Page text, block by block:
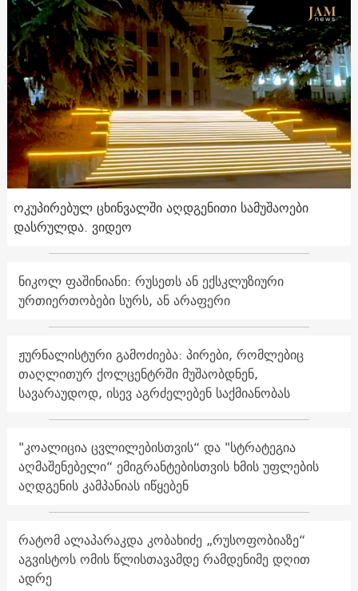
ოკუპირებულ ცხინვალში აღდგენითი სამუშაოები
დასრულდა. ვიდეო
ნიკოლ ფაშინიანი: რუსეთს ან ექსკლუზიური
ურთიერთობები სურს, ან არაფერი
ჟურნალისტური გამოძიება: პირები, რომლებიც
თაღლითურ ქოლცენტრში მუშაობდნენ,
სავარაუდოდ, ისევ აგრძელებენ საქმიანობას
"კოალიცია ცვლილებისთვის“ და "სტრატეგია
აღმაშენებელი“ ემიგრანტებისთვის ხმის უფლების
აღდგენის კამპანიას იწყებენ
რატომ ალაპარაკდა კობახიძე „რუსოფობიაზე“
აგვისტოს ომის წლისთავამდე რამდენიმე დღით
ადრე